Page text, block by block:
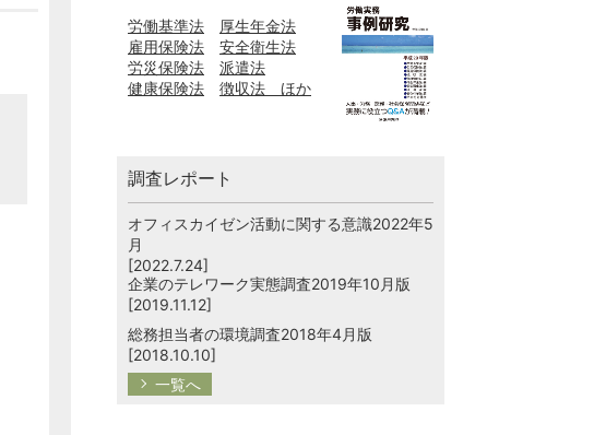
労働基準法
厚生年金法
雇用保険法
安全衛生法
労災保険法
派遣法
健康保険法
徴収法 ほか
調査レポート
オフィスカイゼン活動に関する意識2022年5
月
[2022.7.24]
企業のテレワーク実態調査2019年10月版
[2019.11.12]
総務担当者の環境調査2018年4月版
[2018.10.10]
一覧へ